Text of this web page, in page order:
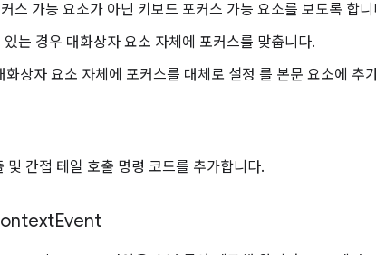
스 가능 요소가 아닌 키보드 포커스 가능 요소를 보도록 합니
는 경우 대화상자 요소 자체에 포커스를 맞춥니다.
상자 요소 자체에 포커스를 대체로 설정 를 본문 요소에 추
간접 테일 호출 명령 코드를 추가합니다.
Event